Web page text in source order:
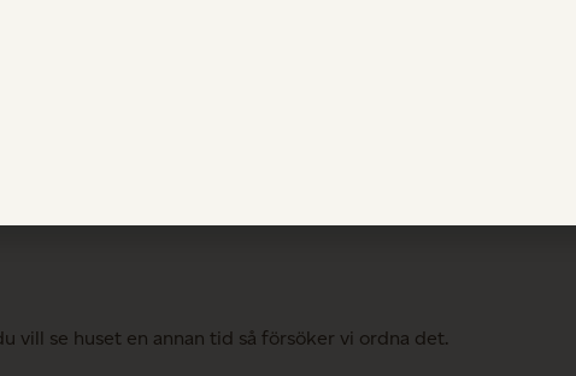
vill se huset en annan tid så försöker vi ordna det.